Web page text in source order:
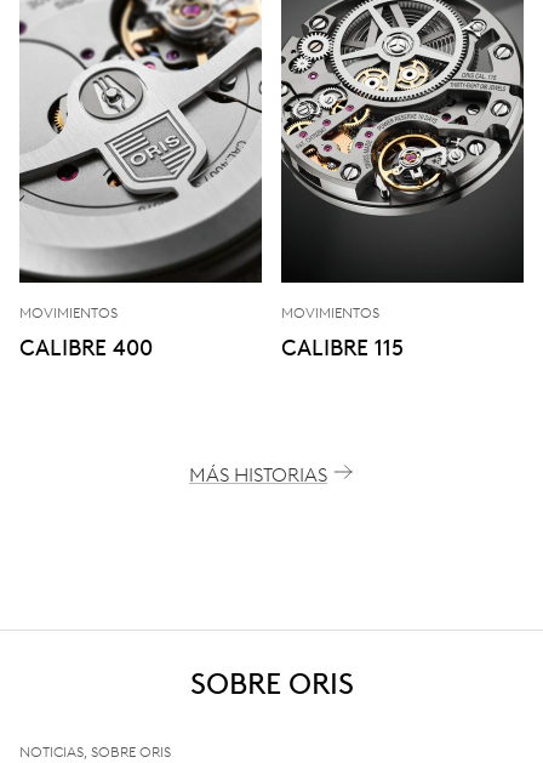
MOVIMIENTOS
CALIBRE 400
MOVIMIENTOS
CALIBRE 115
MÁS HISTORIAS
SOBRE ORIS
NOTICIAS, SOBRE ORIS